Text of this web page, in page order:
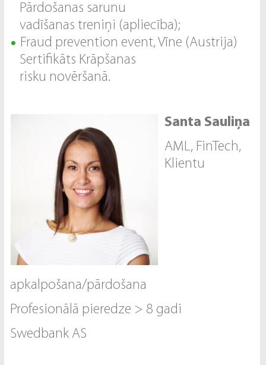
Pārdošanas sarunu
vadīšanas treniņi (apliecība);
Fraud prevention event, Vīne (Austrija)
Sertifikāts Krāpšanas
risku novēršanā.
Santa Sauliņa
AML, FinTech,
Klientu
apkalpošana/pārdošana
Profesionālā pieredze > 8 gadi
Swedbank AS